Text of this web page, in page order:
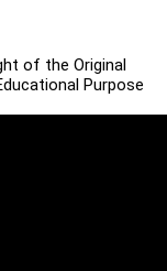
of the Original
Purpose